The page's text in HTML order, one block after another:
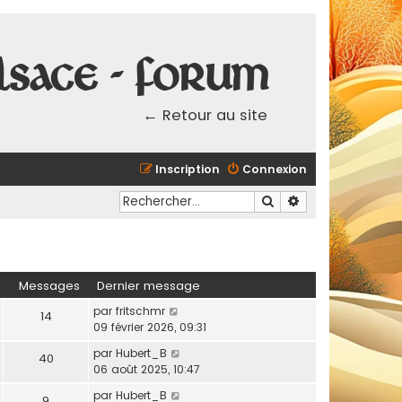
- Forum
← Retour au site
Connexion
Inscription
Rechercher
Recherche
Messages Dernier message
14 par fritschmr
o
s
u
l
09 février 2026, 09:31
40 par Hubert_B
o
06 août 2025, 10:47
par Hubert_B